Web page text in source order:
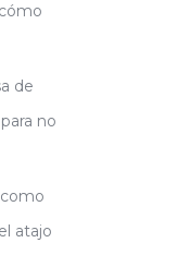
de
no
atajo